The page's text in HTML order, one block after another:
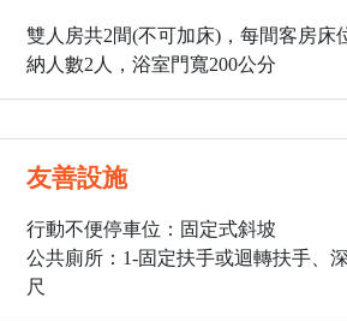
雙人房共2間(不可加床)，每間客房床
納人數2人，浴室門寬200公分
友善設施
行動不便停車位：固定式斜坡
公共廁所：1-固定扶手或迴轉扶手、
尺